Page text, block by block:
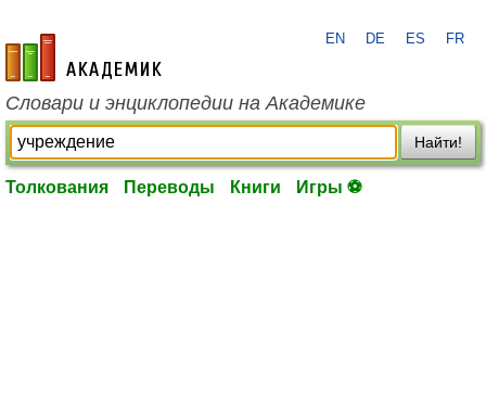
academic.ru
EN DE ES FR
Словари и энциклопедии на Академике
Найти!
Толкования Переводы Книги Игры ⚽